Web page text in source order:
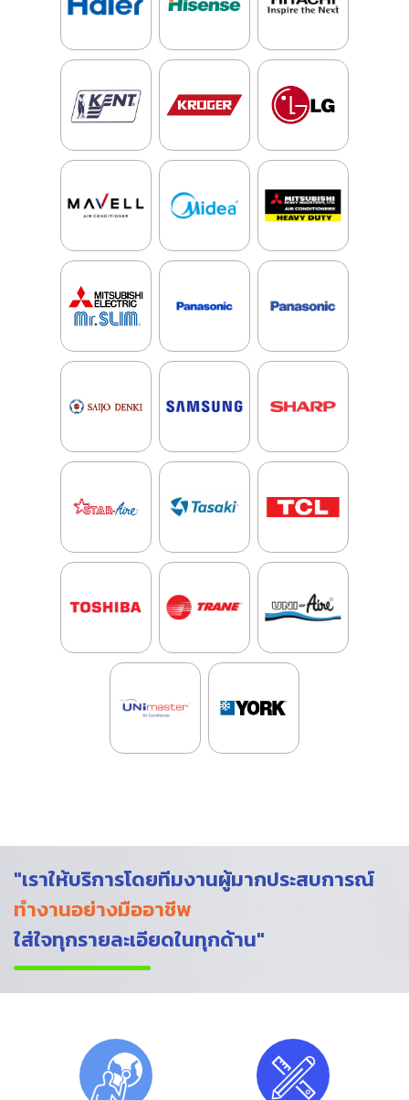
"เราให้บริการโดยทีมงานผู้มากประสบการณ์
ทำงานอย่างมืออาชีพ
ใส่ใจทุกรายละเอียดในทุกด้าน"